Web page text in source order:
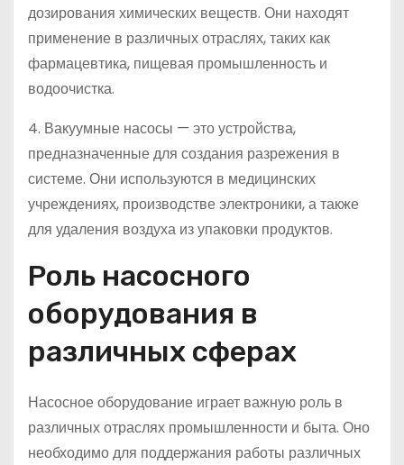
дозирования химических веществ. Они находят
применение в различных отраслях, таких как
фармацевтика, пищевая промышленность и
водоочистка.
4. Вакуумные насосы — это устройства,
предназначенные для создания разрежения в
системе. Они используются в медицинских
учреждениях, производстве электроники, а также
для удаления воздуха из упаковки продуктов.
Роль насосного
оборудования в
различных сферах
Насосное оборудование играет важную роль в
различных отраслях промышленности и быта. Оно
необходимо для поддержания работы различных